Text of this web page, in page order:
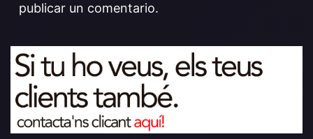
publicar un comentario.